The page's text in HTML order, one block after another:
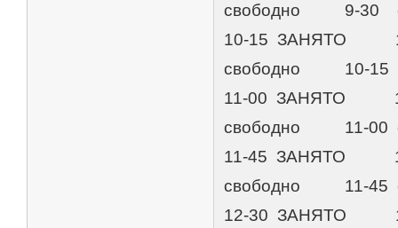
свободно 9-30
10-15 ЗАНЯТО
свободно 10-15
11-00 ЗАНЯТО
свободно 11-00
11-45 ЗАНЯТО
свободно 11-45
12-30 ЗАНЯТО